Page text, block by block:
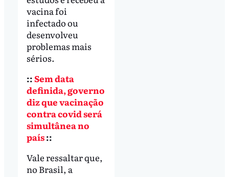
vacina foi
infectado ou
desenvolveu
problemas mais
sérios.
::Sem data
definida, governo
diz que vacinação
contra covid será
simultânea no
país::
Vale ressaltar que,
no Brasil, a